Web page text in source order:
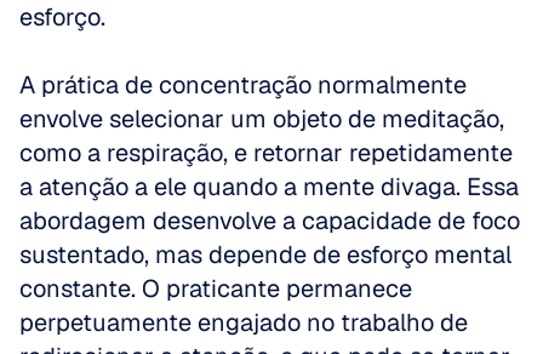
esforço.
A prática de concentração normalmente
envolve selecionar um objeto de meditação,
como a respiração, e retornar repetidamente
a atenção a ele quando a mente divaga. Essa
abordagem desenvolve a capacidade de foco
sustentado, mas depende de esforço mental
constante. O praticante permanece
perpetuamente engajado no trabalho de